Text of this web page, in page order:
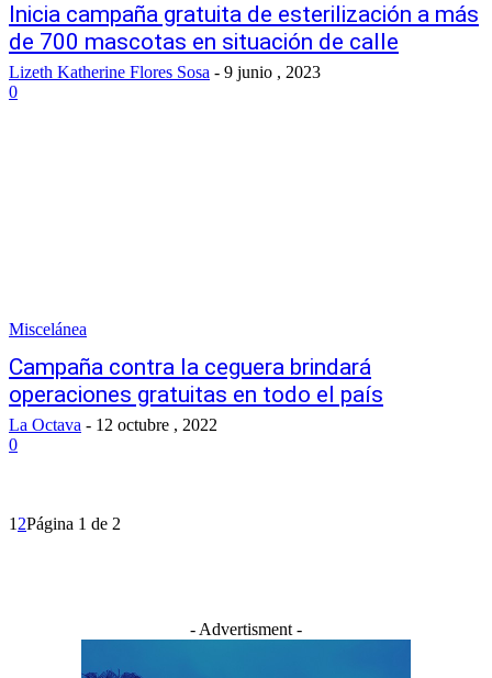
Inicia campaña gratuita de esterilización a más
de 700 mascotas en situación de calle
Lizeth Katherine Flores Sosa - 9 junio , 2023
0
Miscelánea
Campaña contra la ceguera brindará
operaciones gratuitas en todo el país
La Octava - 12 octubre , 2022
0
1 2Página 1 de 2
- Advertisment -